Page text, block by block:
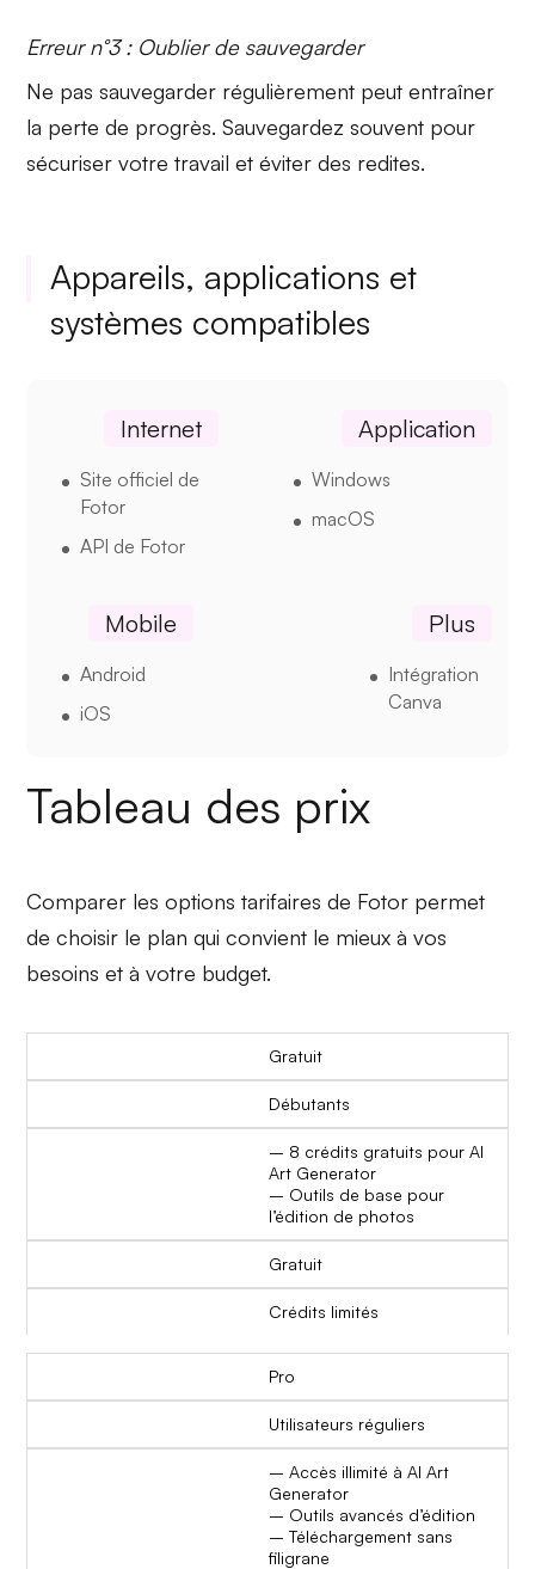
Erreur n°3 : Oublier de sauvegarder
Ne pas sauvegarder régulièrement peut entraîner
la perte de progrès. Sauvegardez souvent pour
sécuriser votre travail et éviter des redites.
Appareils, applications et
systèmes compatibles
Internet
Site officiel de
Fotor
API de Fotor
Application
Windows
macOS
Mobile
Android
iOS
Plus
Intégration
Canva
Tableau des prix
Comparer les options tarifaires de Fotor permet
de choisir le plan qui convient le mieux à vos
besoins et à votre budget.
Gratuit
Débutants
– 8 crédits gratuits pour AI
Art Generator
– Outils de base pour
l’édition de photos
Gratuit
Crédits limités
Pro
Utilisateurs réguliers
– Accès illimité à AI Art
Generator
– Outils avancés d’édition
– Téléchargement sans
filigrane